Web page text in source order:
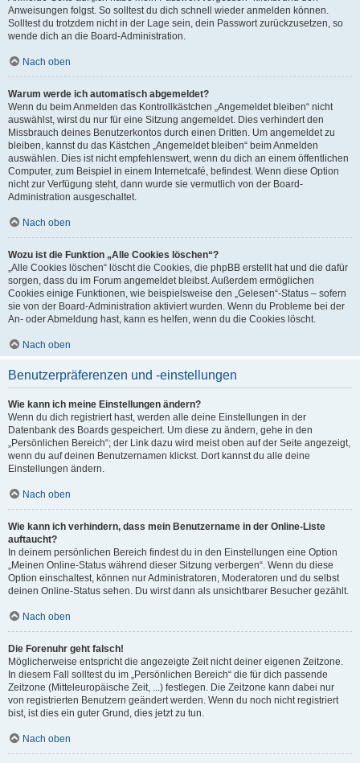
Anweisungen folgst. So solltest du dich schnell wieder anmelden können.
Solltest du trotzdem nicht in der Lage sein, dein Passwort zurückzusetzen, so
wende dich an die Board-Administration.
Nach oben
Warum werde ich automatisch abgemeldet?
Wenn du beim Anmelden das Kontrollkästchen „Angemeldet bleiben“ nicht
auswählst, wirst du nur für eine Sitzung angemeldet. Dies verhindert den
Missbrauch deines Benutzerkontos durch einen Dritten. Um angemeldet zu
bleiben, kannst du das Kästchen „Angemeldet bleiben“ beim Anmelden
auswählen. Dies ist nicht empfehlenswert, wenn du dich an einem öffentlichen
Computer, zum Beispiel in einem Internetcafé, befindest. Wenn diese Option
nicht zur Verfügung steht, dann wurde sie vermutlich von der Board-
Administration ausgeschaltet.
Nach oben
Wozu ist die Funktion „Alle Cookies löschen“?
„Alle Cookies löschen“ löscht die Cookies, die phpBB erstellt hat und die dafür
sorgen, dass du im Forum angemeldet bleibst. Außerdem ermöglichen
Cookies einige Funktionen, wie beispielsweise den „Gelesen“-Status – sofern
sie von der Board-Administration aktiviert wurden. Wenn du Probleme bei der
An- oder Abmeldung hast, kann es helfen, wenn du die Cookies löscht.
Nach oben
Benutzerpräferenzen und -einstellungen
Wie kann ich meine Einstellungen ändern?
Wenn du dich registriert hast, werden alle deine Einstellungen in der
Datenbank des Boards gespeichert. Um diese zu ändern, gehe in den
„Persönlichen Bereich“; der Link dazu wird meist oben auf der Seite angezeigt,
wenn du auf deinen Benutzernamen klickst. Dort kannst du alle deine
Einstellungen ändern.
Nach oben
Wie kann ich verhindern, dass mein Benutzername in der Online-Liste
auftaucht?
In deinem persönlichen Bereich findest du in den Einstellungen eine Option
„Meinen Online-Status während dieser Sitzung verbergen“. Wenn du diese
Option einschaltest, können nur Administratoren, Moderatoren und du selbst
deinen Online-Status sehen. Du wirst dann als unsichtbarer Besucher gezählt.
Nach oben
Die Forenuhr geht falsch!
Möglicherweise entspricht die angezeigte Zeit nicht deiner eigenen Zeitzone.
In diesem Fall solltest du im „Persönlichen Bereich“ die für dich passende
Zeitzone (Mitteleuropäische Zeit, ...) festlegen. Die Zeitzone kann dabei nur
von registrierten Benutzern geändert werden. Wenn du noch nicht registriert
bist, ist dies ein guter Grund, dies jetzt zu tun.
Nach oben